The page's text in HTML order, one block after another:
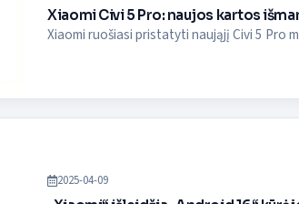
Xiaomi Civi 5 Pro: naujos kartos
Xiaomi ruošiasi pristatyti naująjį Civi 5 Pro
2025-04-09